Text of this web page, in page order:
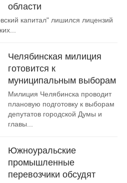
области
капитал" лишился лицензий
Челябинская милиция
готовится к
муниципальным выборам
Милиция Челябинска проводит
плановую подготовку к выборам
депутатов городской Думы и
главы...
Южноуральские
промышленные
перевозчики обсудят